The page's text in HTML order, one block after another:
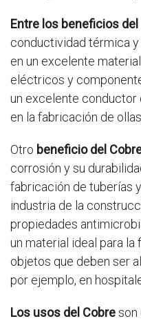
Entre los beneficios del
conductividad térmica
en un excelente
eléctricos y
un excelente conductor
en la fabricación de
Otro beneficio del
corrosión y su
fabricación de tuberías
industria de la
propiedades
un material ideal para
objetos que deben ser
por ejemplo, en
Los usos del Cobreson